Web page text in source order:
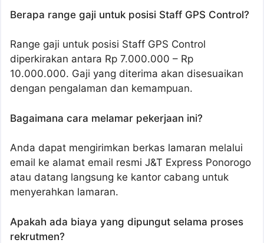
Berapa range gaji untuk posisi Staff GPS Control?
Range gaji untuk posisi Staff GPS Control
diperkirakan antara Rp 7.000.000 – Rp
10.000.000. Gaji yang diterima akan disesuaikan
dengan pengalaman dan kemampuan.
Bagaimana cara melamar pekerjaan ini?
Anda dapat mengirimkan berkas lamaran melalui
email ke alamat email resmi J&T Express Ponorogo
atau datang langsung ke kantor cabang untuk
menyerahkan lamaran.
Apakah ada biaya yang dipungut selama proses
rekrutmen?